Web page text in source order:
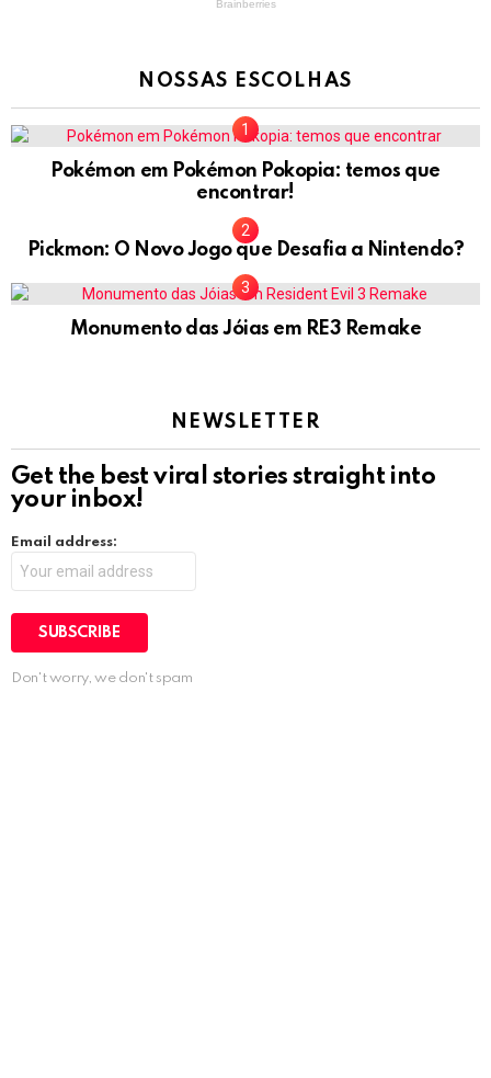
NOSSAS ESCOLHAS
Pokémon em Pokémon Pokopia: temos que
encontrar!
Pickmon: O Novo Jogo que Desafia a Nintendo?
Monumento das Jóias em RE3 Remake
NEWSLETTER
Get the best viral stories straight into
your inbox!
Email address:
Don't worry, we don't spam